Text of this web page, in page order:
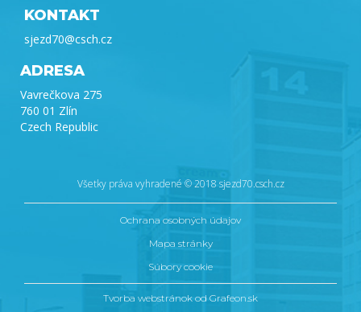
KONTAKT
sjezd70@csch.cz
ADRESA
Vavrečkova 275
760 01 Zlín
Czech Republic
Všetky práva vyhradené © 2018 sjezd70.csch.cz
Ochrana osobných údajov
Mapa stránky
Súbory cookie
Grafeon.sk